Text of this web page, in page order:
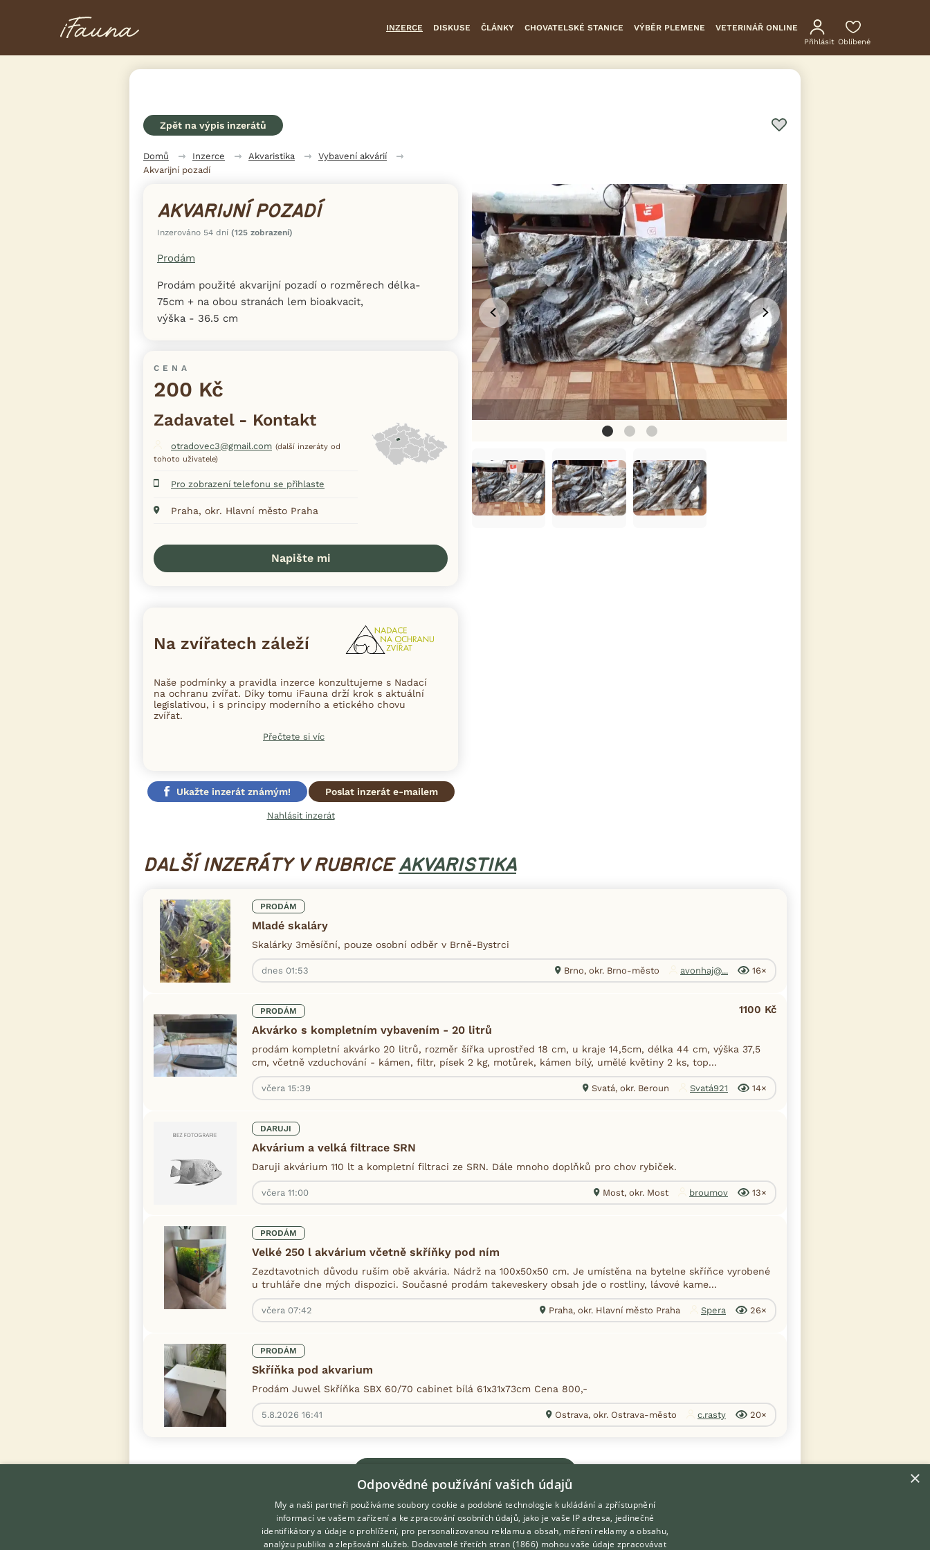
INZERCE DISKUSE ČLÁNKY CHOVATELSKÉ STANICE VÝBĚR PLEMENE VETERINÁŘ ONLINE
Přihlásit Oblíbené
Zpět na výpis inzerátů
Domů Inzerce Akvaristika
Vybavení akvárií
Akvarijní pozadí
AKVARIJNÍ POZADÍ
Inzerováno 54 dní (125 zobrazení)
Prodám
Prodám použité akvarijní pozadí o rozměrech délka-
75cm + na obou stranách lem bioakvacit,
výška - 36.5 cm
CENA
200 Kč
Zadavatel - Kontakt
otradovec3@gmail.com (další inzeráty od
tohoto uživatele)
Pro zobrazení telefonu se přihlaste
Praha, okr. Hlavní město Praha
Napište mi
Na zvířatech záleží
Naše podmínky a pravidla inzerce konzultujeme s Nadací
na ochranu zvířat. Díky tomu iFauna drží krok s aktuální
legislativou, i s principy moderního a etického chovu
zvířat.
Přečtete si víc
Ukažte inzerát známým! Poslat inzerát e-mailem
Nahlásit inzerát
DALŠÍ INZERÁTY V RUBRICEAKVARISTIKA
PRODÁM
Mladé skaláry
Skalárky 3měsíční, pouze osobní odběr v Brně-Bystrci
dnes 01:53 Brno, okr. Brno-město avonhaj@... 16×
PRODÁM
Akvárko s kompletním vybavením - 20 litrů
1100 Kč
prodám kompletní akvárko 20 litrů, rozměr šířka uprostřed 18 cm, u kraje 14,5cm, délka 44 cm, výška 37,5
cm, včetně vzduchování - kámen, filtr, písek 2 kg, motůrek, kámen bílý, umělé květiny 2 ks, top...
včera 15:39 Svatá, okr. Beroun Svatá921 14×
DARUJI
Akvárium a velká filtrace SRN
Daruji akvárium 110 lt a kompletní filtraci ze SRN. Dále mnoho doplňků pro chov rybiček.
včera 11:00 Most, okr. Most broumov 13×
PRODÁM
Velké 250 l akvárium včetně skříňky pod ním
Zezdtavotnich důvodu ruším obě akvária. Nádrž na 100x50x50 cm. Je umístěna na bytelne skříňce vyrobené
u truhláře dne mých dispozici. Současné prodám takeveskery obsah jde o rostliny, lávové kame...
včera 07:42 Praha, okr. Hlavní město Praha Spera 26×
PRODÁM
Skříňka pod akvarium
Prodám Juwel Skříňka SBX 60/70 cabinet bílá 61x31x73cm Cena 800,-
5.8.2026 16:41 Ostrava, okr. Ostrava-město c.rasty 20×
×
Odpovědné používání vašich údajů
My a naši partneři používáme soubory cookie a podobné technologie k ukládání a zpřístupnění
informací ve vašem zařízení a ke zpracování osobních údajů, jako je vaše IP adresa, jedinečné
identifikátory a údaje o prohlížení, pro personalizovanou reklamu a obsah, měření reklamy a obsahu,
analýzu publika a zlepšování služeb. Dodavatelé třetích stran (1866) mohou vaše údaje zpracovávat